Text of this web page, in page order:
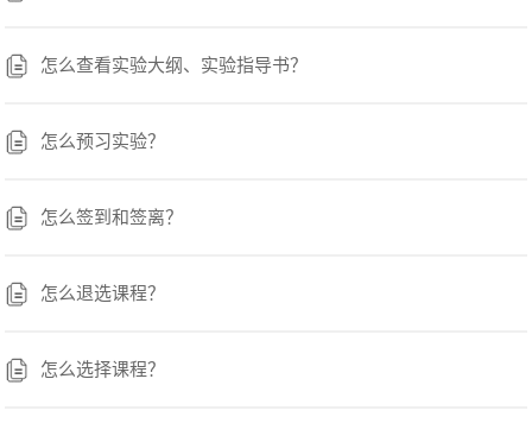
怎么查看实验大纲、实验指导书？
怎么预习实验？
怎么签到和签离？
怎么退选课程？
怎么选择课程？